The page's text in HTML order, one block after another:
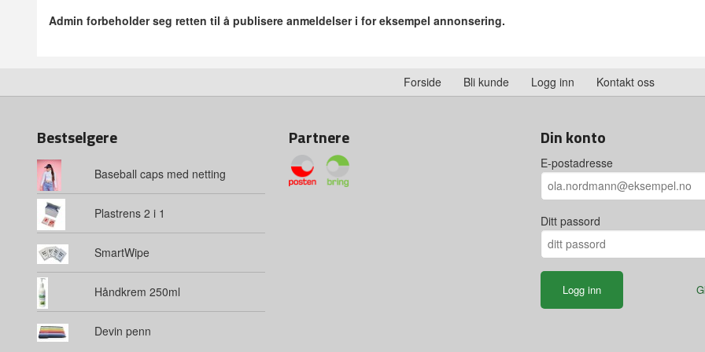
Admin forbeholder seg retten til å publisere anmeldelser i for eksempel annonsering.
Forside Bli kunde Logg inn Kontakt oss
Bestselgere
Baseball caps med netting
Plastrens 2 i 1
SmartWipe
Håndkrem 250ml
Devin penn
Partnere Din konto
E-postadresse
Ditt passord